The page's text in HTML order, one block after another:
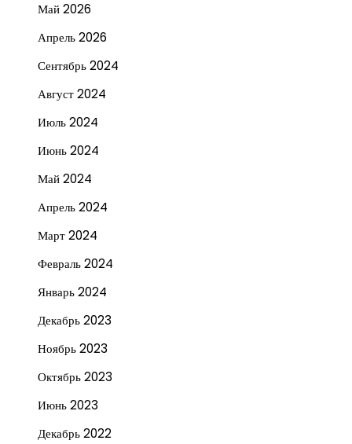
Май 2026
Апрель 2026
Сентябрь 2024
Август 2024
Июль 2024
Июнь 2024
Май 2024
Апрель 2024
Март 2024
Февраль 2024
Январь 2024
Декабрь 2023
Ноябрь 2023
Октябрь 2023
Июнь 2023
Декабрь 2022